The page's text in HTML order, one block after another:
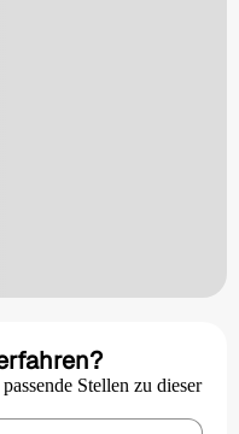
Stellen zu dieser